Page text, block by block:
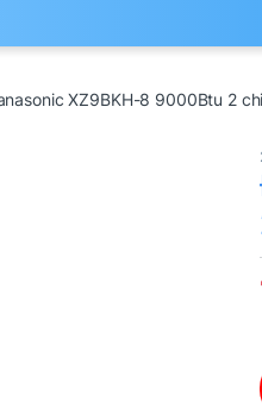
XZ9BKH-8 9000Btu 2